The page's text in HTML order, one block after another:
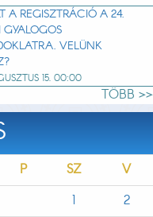
A REGISZTRÁCIÓ A 24.
GYALOGOS
VELÜNK
15. 00:00
TÖBB >>
P SZ
V
1
2